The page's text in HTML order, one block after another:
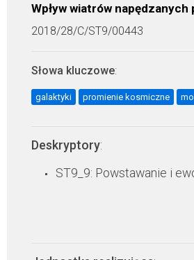
Wpływ wiatrów
2018/28/C/ST9/00443
Słowa kluczowe:
galaktyki promienie kosmiczne
Deskryptory:
ST9_9: Powstawanie i